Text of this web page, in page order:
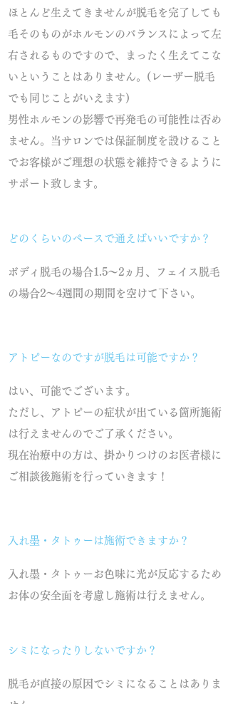
ほとんど生えてきませんが脱毛を完了しても
毛そのものがホルモンのバランスによって左
右されるものですので、まったく生えてこな
いということはありません。(レーザー脱毛
でも同じことがいえます)
男性ホルモンの影響で再発毛の可能性は否め
ません。当サロンでは保証制度を設けること
でお客様がご理想の状態を維持できるように
サポート致します。
どのくらいのペースで通えばいいですか？
ボディ脱毛の場合1.5～2ヵ月、フェイス脱毛
の場合2～4週間の期間を空けて下さい。
アトピーなのですが脱毛は可能ですか？
はい、可能でございます。
ただし、アトピーの症状が出ている箇所施術
は行えませんのでご了承ください。
現在治療中の方は、掛かりつけのお医者様に
ご相談後施術を行っていきます！
入れ墨・タトゥーは施術できますか？
入れ墨・タトゥーお色味に光が反応するため
お体の安全面を考慮し施術は行えません。
シミになったりしないですか？
脱毛が直接の原因でシミになることはありま